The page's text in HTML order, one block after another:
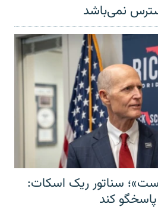
نمی‌باشد
سناتور ریک اسکات:
پاسخگو کند